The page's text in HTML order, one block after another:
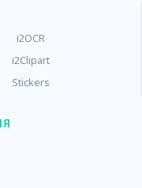
i2OCR
i2Clipart
Stickers